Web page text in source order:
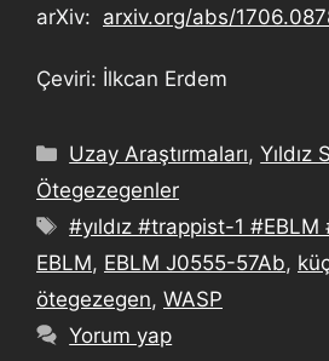
arXiv: arxiv.org/abs/
Çeviri: İlkcan Erdem
Uzay Araştırmaları,Yıldız
Ötegezegenler
#yıldız #trappist-1
EBLM, EBLM J0555-57Ab,
ötegezegen, WASP
Yorum yap